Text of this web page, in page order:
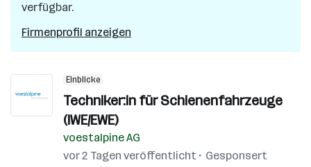
verfügbar.
Firmenprofil anzeigen
Einblicke
Techniker:in für Schienenfahrzeuge
(IWE/EWE)
voestalpine AG
vor 2 Tagen veröffentlicht
Gesponsert